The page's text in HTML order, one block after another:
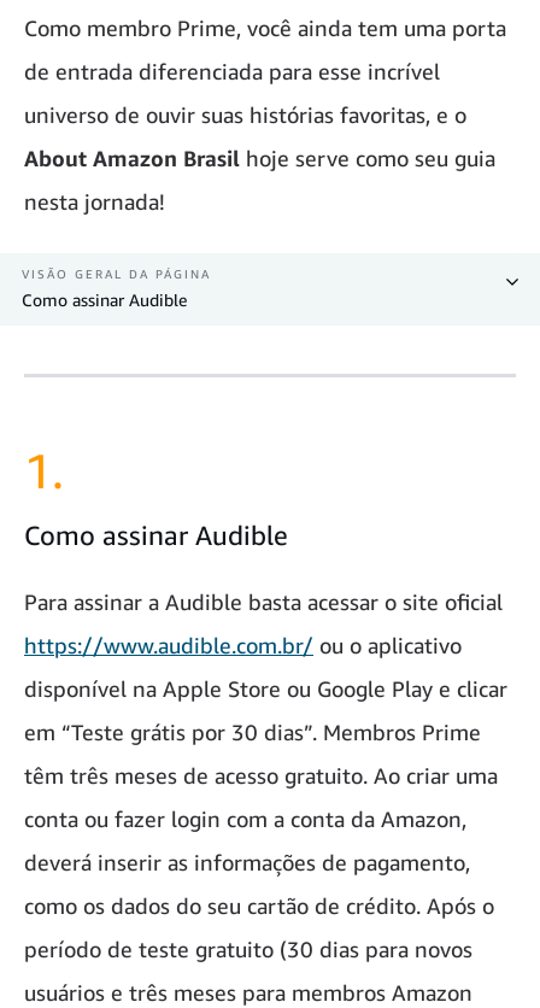
Como membro Prime, você ainda tem uma porta
de entrada diferenciada para esse incrível
universo de ouvir suas histórias favoritas, e o
About Amazon Brasil hoje serve como seu guia
nesta jornada!
VISÃO GERAL DA PÁGINA
Como assinar Audible
1.
Como assinar Audible
Para assinar a Audible basta acessar o site oficial
https://www.audible.com.br/ ou o aplicativo
disponível na Apple Store ou Google Play e clicar
em “Teste grátis por 30 dias”. Membros Prime
têm três meses de acesso gratuito. Ao criar uma
conta ou fazer login com a conta da Amazon,
deverá inserir as informações de pagamento,
como os dados do seu cartão de crédito. Após o
período de teste gratuito (30 dias para novos
usuários e três meses para membros Amazon